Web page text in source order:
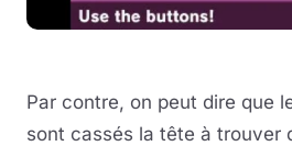
Par contre, on peut dire que
sont cassés la tête à trouver